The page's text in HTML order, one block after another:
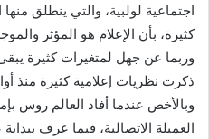
اجتماعية لولبية، والتي ينطلق
كثيرة، بأن الإعلام هو المؤثر
وربما عن جهل لمتغيرات كثيرة يبقى
ذكرت نظريات إعلامية كثيرة منذ
وبالأخص عندما أفاد العالم روس
العميلة الاتصالية، فيما عرف